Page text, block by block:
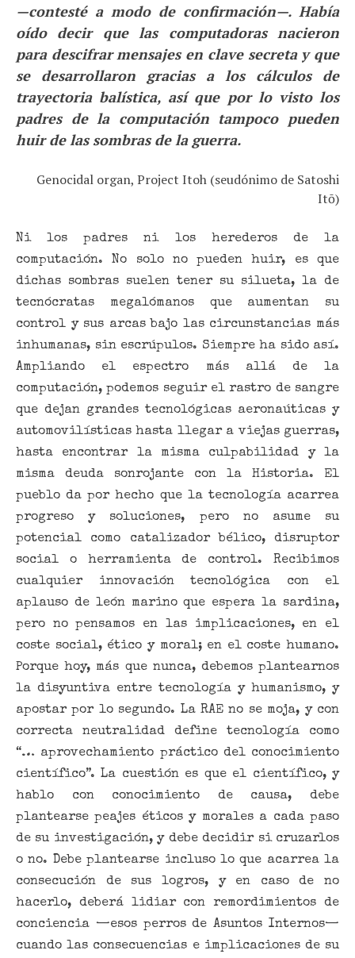
—contesté a modo de confirmación—. Había
oído decir que las computadoras nacieron
para descifrar mensajes en clave secreta y que
se desarrollaron gracias a los cálculos de
trayectoria balística, así que por lo visto los
padres de la computación tampoco pueden
huir de las sombras de la guerra.
Genocidal organ, Project Itoh (seudónimo de Satoshi
Itō)
Ni los padres ni los herederos de la
computación. No solo no pueden huir, es que
dichas sombras suelen tener su silueta, la de
tecnócratas megalómanos que aumentan su
control y sus arcas bajo las circunstancias más
inhumanas, sin escrúpulos. Siempre ha sido así.
Ampliando el espectro más allá de la
computación, podemos seguir el rastro de sangre
que dejan grandes tecnológicas aeronaúticas y
automovilísticas hasta llegar a viejas guerras,
hasta encontrar la misma culpabilidad y la
misma deuda sonrojante con la Historia. El
pueblo da por hecho que la tecnología acarrea
progreso y soluciones, pero no asume su
potencial como catalizador bélico, disruptor
social o herramienta de control. Recibimos
cualquier innovación tecnológica con el
aplauso de león marino que espera la sardina,
pero no pensamos en las implicaciones, en el
coste social, ético y moral; en el coste humano.
Porque hoy, más que nunca, debemos plantearnos
la disyuntiva entre tecnología y humanismo, y
apostar por lo segundo. La RAE no se moja, y con
correcta neutralidad define tecnología como
“… aprovechamiento práctico del conocimiento
científico”. La cuestión es que el científico, y
hablo con conocimiento de causa, debe
plantearse peajes éticos y morales a cada paso
de su investigación, y debe decidir si cruzarlos
o no. Debe plantearse incluso lo que acarrea la
consecución de sus logros, y en caso de no
hacerlo, deberá lidiar con remordimientos de
conciencia —esos perros de Asuntos Internos—
cuando las consecuencias e implicaciones de su